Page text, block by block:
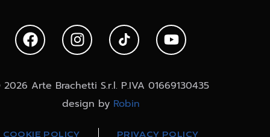
Arte Brachetti S.r.l. P.IVA 01669130435
design by Robin
COOKIE POLICY PRIVACY POLICY